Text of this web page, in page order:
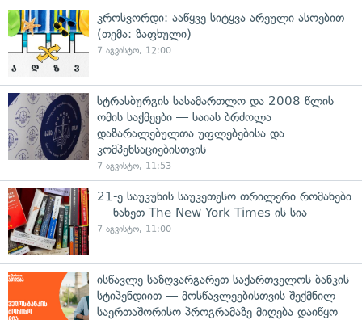
კროსვორდი: ააწყვე სიტყვა არეული ასოებით
(თემა: ზაფხული)
7 აგვისტო, 12:00
სტრასბურგის სასამართლო და 2008 წლის
ომის საქმეები — საიას ბრძოლა
დაზარალებულთა უფლებებისა და
კომპენსაციებისთვის
7 აგვისტო, 11:53
21-ე საუკუნის საუკეთესო თრილერი რომანები
— ნახეთ The New York Times-ის სია
7 აგვისტო, 11:00
ისწავლე საზღვარგარეთ საქართველოს ბანკის
სტიპენდიით — მოსწავლეებისთვის შექმნილ
საერთაშორისო პროგრამაზე მიღება დაიწყო